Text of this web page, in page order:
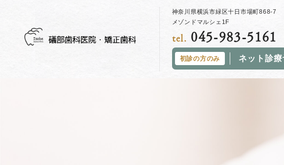
神奈川県横浜市緑区十日市場町868-7
メゾンドマルシェ1F
tel. 045-983-5161
初診の方のみ ネット診